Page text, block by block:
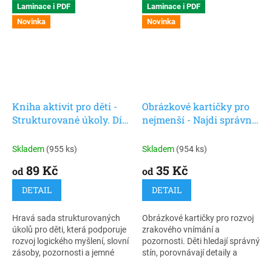
dětí. Obrázkové aktivity jsou
vhodné pro děti s autismem
(PAS), předškoláky i děti s
Laminace i PDF
Novinka
Kniha aktivit pro děti -
Strukturované úkoly. Díl
Skladem (955 ks)
od 89 Kč
DETAIL
Hravá sada strukturovaných
úkolů pro děti, která podporuje
rozvoj logického myšlení, slovní
zásoby, pozornosti a jemné
Laminace i PDF
Novinka
Obrázkové kartičky pro
nejmenší - Najdi správný
Skladem (954 ks)
od 35 Kč
DETAIL
Obrázkové kartičky pro rozvoj
zrakového vnímání a
pozornosti. Děti hledají správný
stín, porovnávají detaily a